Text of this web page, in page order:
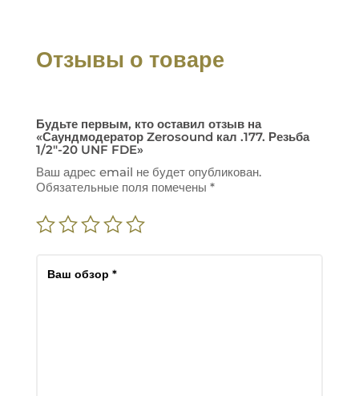
Отзывы о товаре
Будьте первым, кто оставил отзыв на
«Саундмодератор Zerosound кал .177. Резьба
1/2″-20 UNF FDE»
Ваш адрес email не будет опубликован.
Обязательные поля помечены *